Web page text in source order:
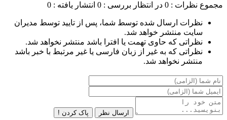
مجموع نظرات : 0 در انتظار بررسی : 0 انتشار یافته : 0
نظرات ارسال شده توسط شما، پس از تایید توسط مدیران
سایت منتشر خواهد شد.
نظراتی که حاوی تهمت یا افترا باشد منتشر نخواهد شد.
نظراتی که به غیر از زبان فارسی یا غیر مرتبط با خبر باشد
منتشر نخواهد شد.
ارسال نظر پاک کردن !